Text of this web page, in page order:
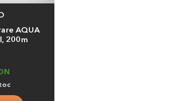
AQUA
200m